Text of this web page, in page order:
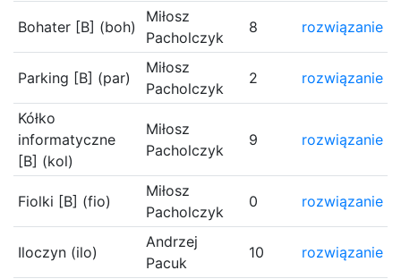
Bohater [B] (boh)
Miłosz
Pacholczyk
8 rozwiązanie
Parking [B] (par)
Miłosz
Pacholczyk
2 rozwiązanie
Kółko
informatyczne
[B] (kol)
Miłosz
Pacholczyk
9 rozwiązanie
Fiolki [B] (fio)
Miłosz
Pacholczyk
0 rozwiązanie
Iloczyn (ilo)
Andrzej
Pacuk
10 rozwiązanie